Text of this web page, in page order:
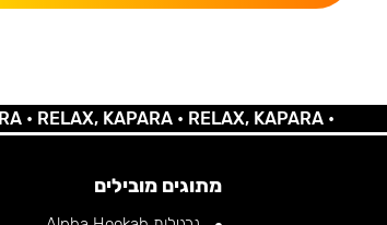
KAPARA •RELAX, KAPARA •
מתוגים מובילים